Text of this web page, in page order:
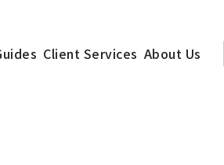
Client Services About Us